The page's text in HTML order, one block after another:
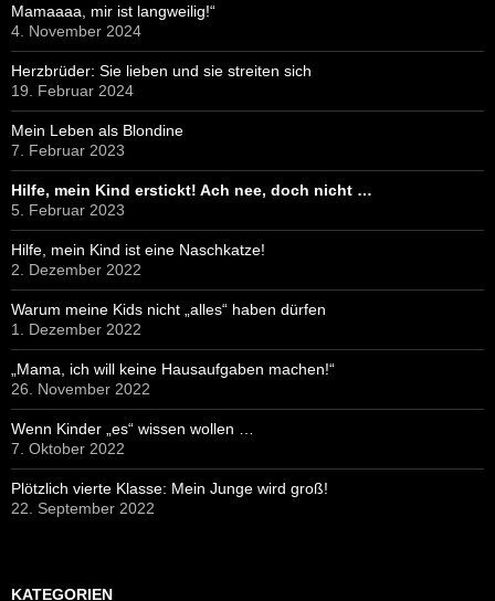
Mamaaaa, mir ist langweilig!“
4. November 2024
Herzbrüder: Sie lieben und sie streiten sich
19. Februar 2024
Mein Leben als Blondine
7. Februar 2023
Hilfe, mein Kind erstickt! Ach nee, doch nicht …
5. Februar 2023
Hilfe, mein Kind ist eine Naschkatze!
2. Dezember 2022
Warum meine Kids nicht „alles“ haben dürfen
1. Dezember 2022
„Mama, ich will keine Hausaufgaben machen!“
26. November 2022
Wenn Kinder „es“ wissen wollen …
7. Oktober 2022
Plötzlich vierte Klasse: Mein Junge wird groß!
22. September 2022
KATEGORIEN